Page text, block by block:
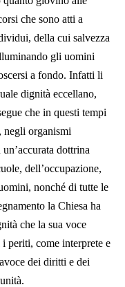
che sono atti a
della cui salvezza
gli uomini
a fondo. Infatti li
dignità eccellano,
che in questi tempi
negli organismi
dottrina
dell’occupazione,
nonché di tutte le
la Chiesa ha
che la sua voce
periti, come interprete e
dei diritti e dei